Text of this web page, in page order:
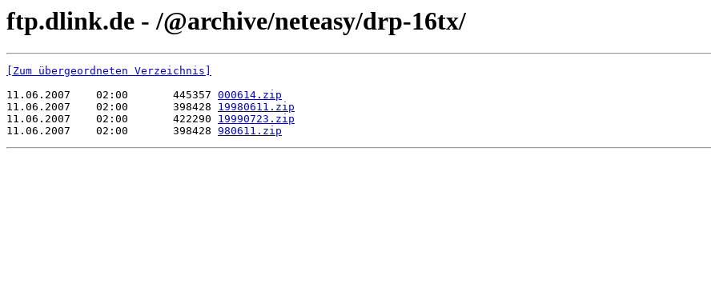
ftp.dlink.de - /@archive/neteasy/drp-16tx/
[Zum übergeordneten Verzeichnis]
11.06.2007    02:00       445357 000614.zip
11.06.2007    02:00       398428 19980611.zip
11.06.2007    02:00       422290 19990723.zip
11.06.2007    02:00       398428 980611.zip